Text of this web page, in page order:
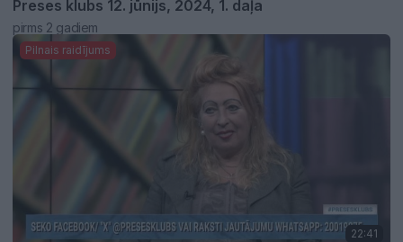
Preses klubs 12. jūnijs, 2024, 1. daļa
pirms 2 gadiem
Pilnais raidījums
22:41